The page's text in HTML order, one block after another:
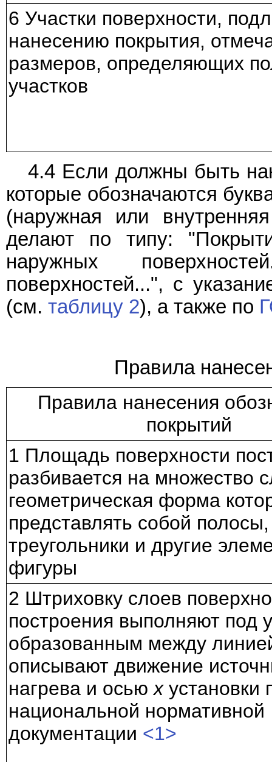
6 Участки поверхности,
нанесению покрытия,
размеров, определяющих
участков
4.4 Если должны быть
которые обозначаются
(наружная или
делают по типу:
наружных
поверхностей...", с
(см. таблицу 2), а также по
Правила
Правила нанесения
покрытий
1 Площадь поверхности
разбивается на множество
геометрическая форма
представлять собой
треугольники и другие
фигуры
2 Штриховку слоев
построения выполняют под
образованным между
описывают движение
нагрева и осьюxустановки
национальной нормативной
документации <1>